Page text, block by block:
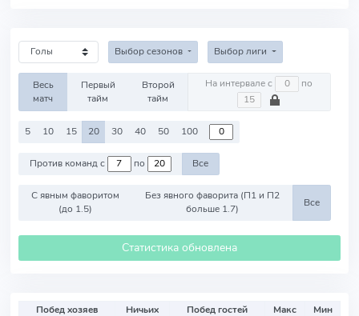
Выбор сезонов Выбор лиги
Весь
матч
Первый
тайм
Второй
тайм
На интервале с по
5 10 15 20 30 40 50 100
Против команд с по Все
С явным фаворитом
(до 1.5)
Без явного фаворита (П1 и П2
больше 1.7)
Все
Статистика обновлена
Побед хозяев Ничьих Побед гостей Макс
Мин